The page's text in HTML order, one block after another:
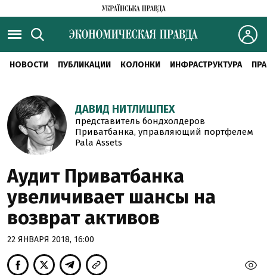
НОВОСТИ ПУБЛИКАЦИИ КОЛОНКИ ИНФРАСТРУКТУРА
ДАВИД НИТЛИШПЕХ
представитель бондхолдеров
Приватбанка, управляющий портфелем
Pala Assets
Аудит Приватбанка
увеличивает шансы на
возврат активов
22 ЯНВАРЯ 2018, 16:00